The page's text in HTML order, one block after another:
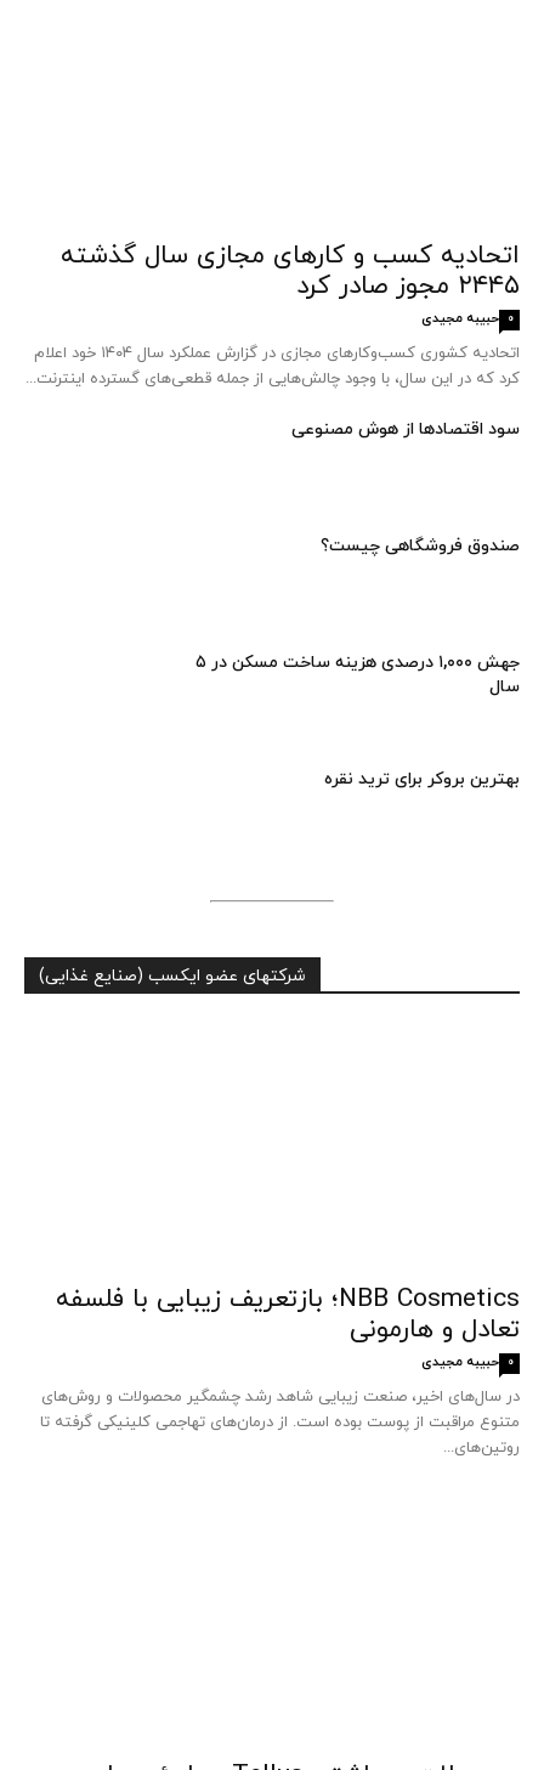
اتحادیه کسب‌ و کارهای مجازی سال گذشته
۲۴۴۵ مجوز صادر کرد
حبیبه مجیدی 0
اتحادیه کشوری کسب‌وکارهای مجازی در گزارش عملکرد سال ۱۴۰۴ خود اعلام
کرد که در این سال، با وجود چالش‌هایی از جمله قطعی‌های گسترده اینترنت...
سود اقتصاد‌ها از هوش مصنوعی
صندوق فروشگاهی چیست؟
جهش ۱,۰۰۰ درصدی هزینه ساخت مسکن در ۵
سال
بهترین بروکر برای ترید نقره
شرکتهای عضو ایکسب (صنایع غذایی)
NBB Cosmetics؛ بازتعریف زیبایی با فلسفه
تعادل و هارمونی
حبیبه مجیدی 0
در سال‌های اخیر، صنعت زیبایی شاهد رشد چشمگیر محصولات و روش‌های
متنوع مراقبت از پوست بوده است. از درمان‌های تهاجمی کلینیکی گرفته تا
روتین‌های...